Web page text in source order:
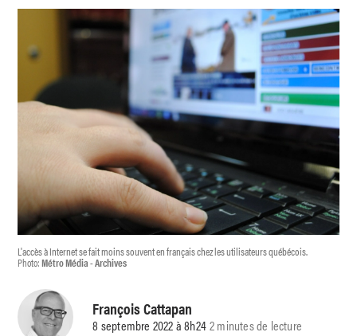
L'accès à Internet se fait moins souvent en français chez les utilisateurs québécois.
Photo:Métro Média - Archives
François Cattapan
8 septembre 2022 à 8h242 minutes de lecture